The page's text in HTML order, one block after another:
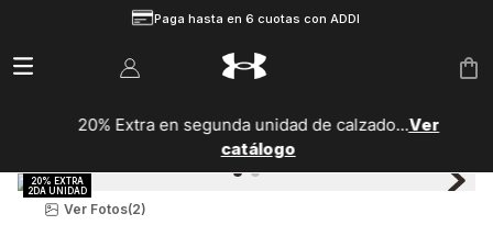
Paga hasta en 6 cuotas con ADDI
20% Extra en segunda unidad de calzado...Ver
catálogo
Ver Fotos(2)